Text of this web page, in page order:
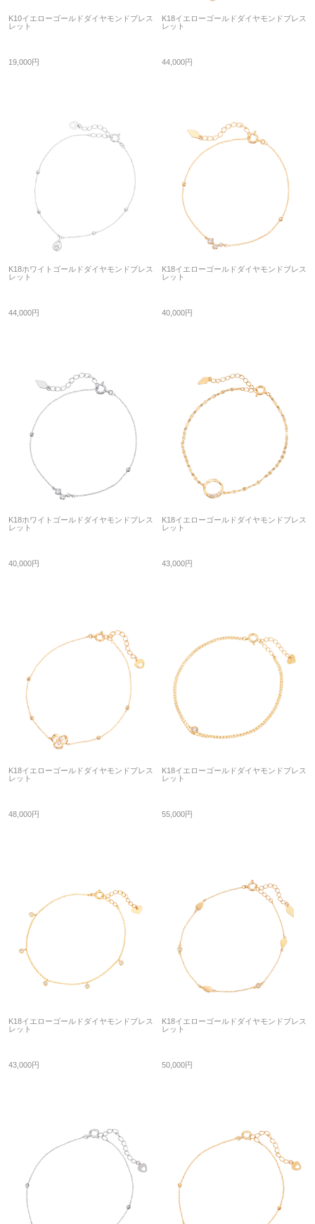
K10イエローゴールドダイヤモンドブレス
レット
19,000円
K18イエローゴールドダイヤモンドブレス
レット
44,000円
K18ホワイトゴールドダイヤモンドブレス
レット
44,000円
K18イエローゴールドダイヤモンドブレス
レット
40,000円
K18ホワイトゴールドダイヤモンドブレス
レット
40,000円
K18イエローゴールドダイヤモンドブレス
レット
43,000円
K18イエローゴールドダイヤモンドブレス
レット
48,000円
K18イエローゴールドダイヤモンドブレス
レット
55,000円
K18イエローゴールドダイヤモンドブレス
レット
43,000円
K18イエローゴールドダイヤモンドブレス
レット
50,000円